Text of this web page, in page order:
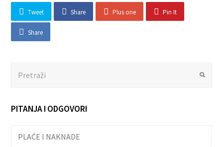
Tweet Share Plus one Pin It
Share
Submit
PITANJA I ODGOVORI
PLAĆE I NAKNADE